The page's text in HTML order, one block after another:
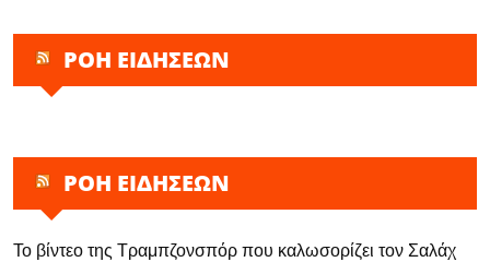
ΡΟΗ ΕΙΔΗΣΕΩΝ
ΡΟΗ ΕΙΔΗΣΕΩΝ
Το βίντεο της Τραμπζονσπόρ που καλωσορίζει τον Σαλάχ